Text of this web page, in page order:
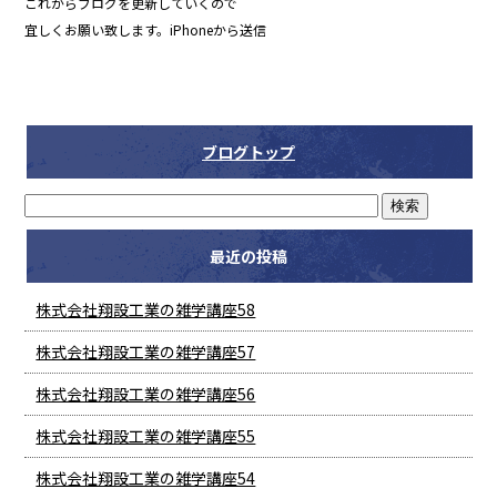
宜しくお願い致します。iPhoneから送信
ブログトップ
最近の投稿
株式会社翔設工業の雑学講座58
株式会社翔設工業の雑学講座57
株式会社翔設工業の雑学講座56
株式会社翔設工業の雑学講座55
株式会社翔設工業の雑学講座54